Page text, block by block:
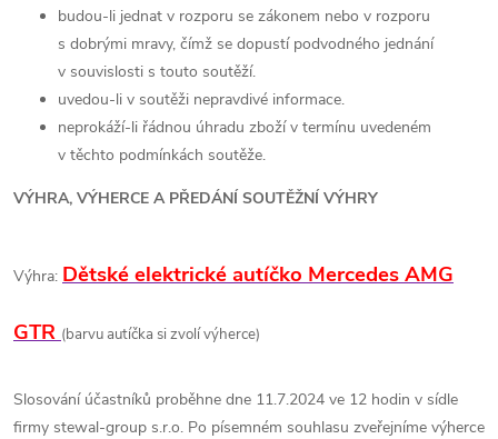
budou-li jednat v rozporu se zákonem nebo v rozporu
s dobrými mravy, čímž se dopustí podvodného jednání
v souvislosti s touto soutěží.
uvedou-li v soutěži nepravdivé informace.
neprokáží-li řádnou úhradu zboží v termínu uvedeném
v těchto podmínkách soutěže.
VÝHRA, VÝHERCE A PŘEDÁNÍ SOUTĚŽNÍ VÝHRY
Výhra: Dětské elektrické autíčko Mercedes AMG
GTR (barvu autíčka si zvolí výherce)
Slosování účastníků proběhne dne 11.7.2024 ve 12 hodin v sídle
firmy stewal-group s.r.o. Po písemném souhlasu zveřejníme výherce